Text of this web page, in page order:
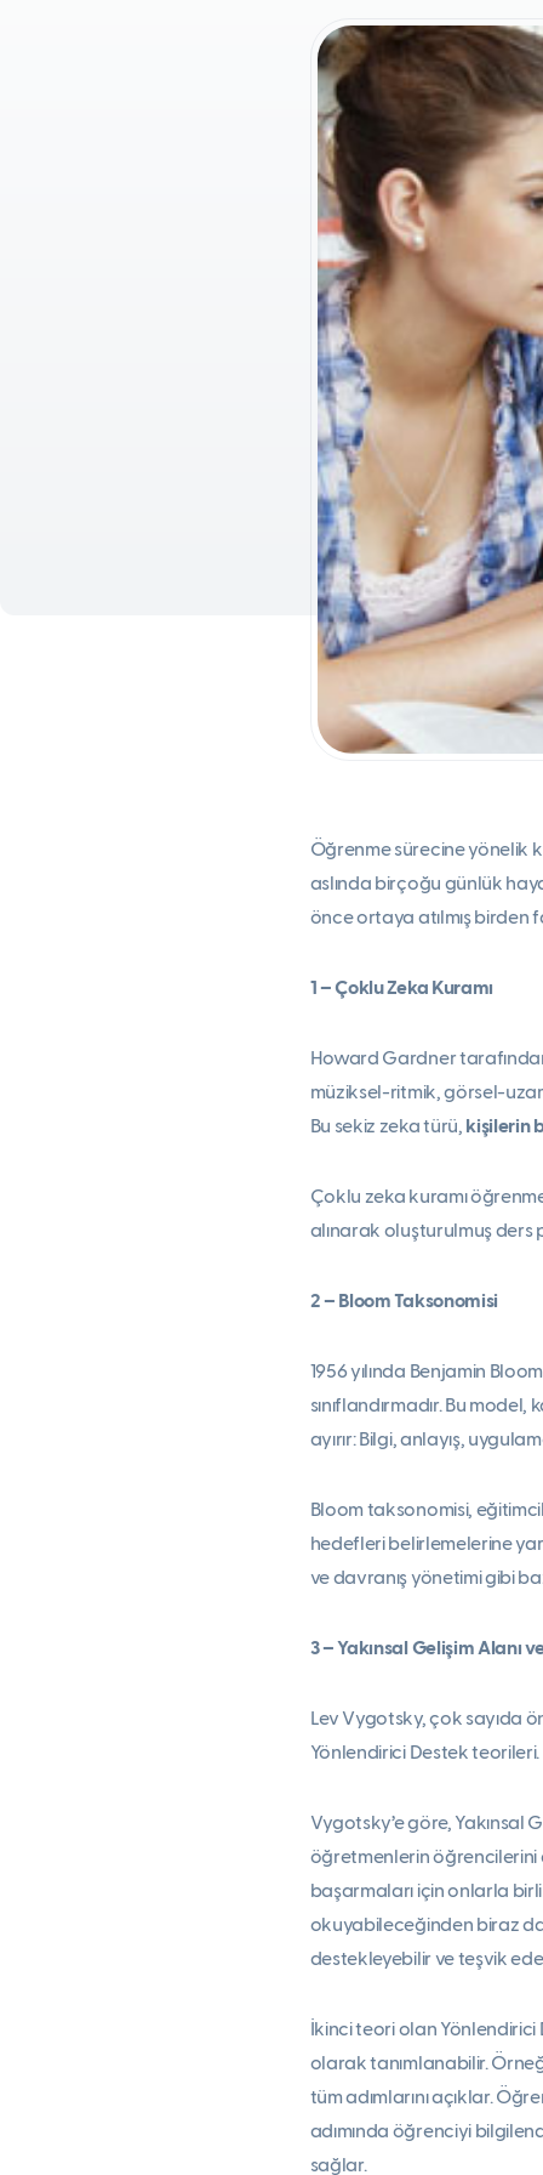
Öğrenme sürecine yönelik
aslında birçoğu günlük
önce ortaya atılmış birden
1 – Çoklu Zeka Kuramı
Howard Gardner
müziksel-ritmik, görsel-
Bu sekiz zeka türü, kişilerin
Çoklu zeka kuramı
alınarak oluşturulmuş ders
2 – Bloom Taksonomisi
1956 yılında Benjamin
sınıflandırmadır. Bu
ayırır: Bilgi, anlayış,
Bloom taksonomisi,
hedefleri belirlemelerine
ve davranış yönetimi gibi
3 – Yakınsal Gelişim Alanı
Lev Vygotsky, çok sayıda
Yönlendirici Destek teorileri.
Vygotsky’e göre, Yakınsal
öğretmenlerin öğrencilerini
başarmaları için onlarla
okuyabileceğinden biraz
destekleyebilir ve teşvik
İkinci teori olan
olarak tanımlanabilir.
tüm adımlarını açıklar.
adımında öğrenciyi
sağlar.